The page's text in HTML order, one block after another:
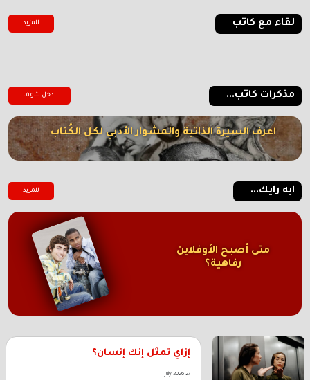
لقاء مع كاتب للمزيد
مذكرات كاتب... ادخل شوف
اعرف السيرة الذاتية والمشوار الأدبي لكل الكُتاب
ايه رايك... للمزيد
متى أصبح الأوفلاين
رفاهية؟
إزاي تمثل إنك إنسان؟
27 July 2026